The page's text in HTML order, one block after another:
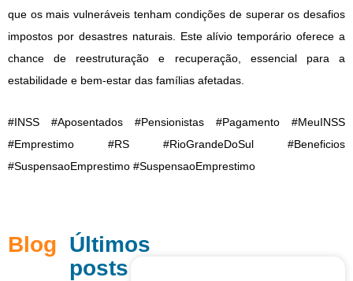
que os mais vulneráveis tenham condições de superar os desafios
impostos por desastres naturais. Este alívio temporário oferece a
chance de reestruturação e recuperação, essencial para a
estabilidade e bem-estar das famílias afetadas.
#INSS #Aposentados #Pensionistas #Pagamento #MeuINSS
#Emprestimo #RS #RioGrandeDoSul #Beneficios
#SuspensaoEmprestimo #SuspensaoEmprestimo
Blog Últimos
posts